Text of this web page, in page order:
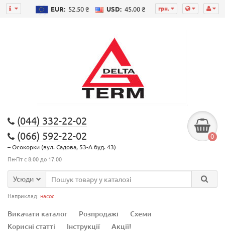
грн.
EUR: 52.50 ₴ USD: 45.00 ₴
(044) 332-22-02
(066) 592-22-02
– Осокорки (вул. Садова, 53-А буд. 43)
Пн-Пт с 8:00 до 17:00
0
Усюди
Наприклад: насос
Викачати каталог Розпродажі
Схеми
Корисні статті
Інструкції Акції!